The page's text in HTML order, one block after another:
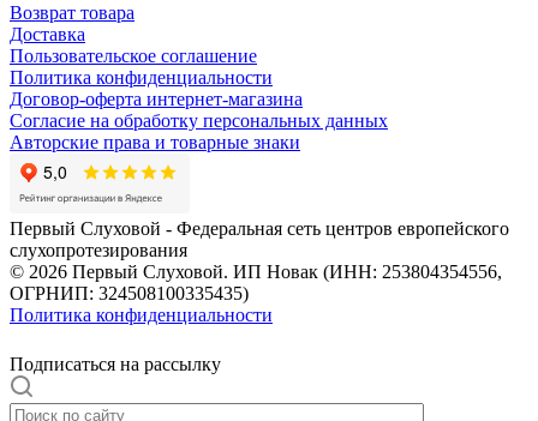
Возврат товара
Доставка
Пользовательское соглашение
Политика конфиденциальности
Договор-оферта интернет-магазина
Согласие на обработку персональных данных
Авторские права и товарные знаки
Первый Слуховой - Федеральная сеть центров европейского
слухопротезирования
© 2026 Первый Слуховой. ИП Новак (ИНН: 253804354556,
ОГРНИП: 324508100335435)
Политика конфиденциальности
Подписаться на рассылку